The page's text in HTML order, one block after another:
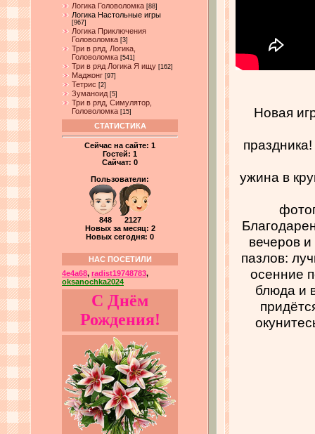
Логика Головоломка [88]
Логика Настольные игры
[967]
Логика Приключения
Головоломка [3]
Три в ряд, Логика,
Головоломка [541]
Три в ряд Логика Я ищу [162]
Маджонг [97]
Тетрис [2]
Зуманоид [5]
Три в ряд, Симулятор,
Головоломка [15]
СТАТИСТИКА
Сейчас на сайте: 1
Гостей: 1
Сайчат: 0
Пользователи:
848 2127
Новых за месяц: 2
Новых сегодня: 0
НАС ПОСЕТИЛИ
4e4a68, radist19748783,
oksanochka2024
С Днём
Рождения!
Новая
ужина в
вечеров
пазлов:
осенние
блюда и